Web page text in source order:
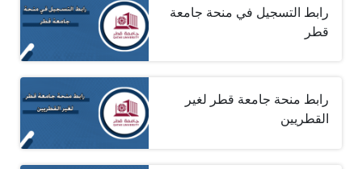
رابط التسجيل في منحة جامعة
قطر
رابط منحة جامعة قطر لغير
القطريين